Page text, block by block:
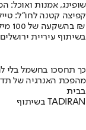
שופינג, אמנות
קפיצה קטנה לחו"ל:
בהשקעה של 100 מיליון ₪
בשיתוף עיריית ירושלים
כך תחסכו בחשמל בלי
מהפכת האנרגיה של
בבית
בשיתוף TADIRAN